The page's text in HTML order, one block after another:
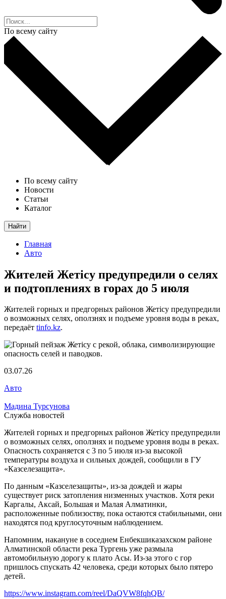
По всему сайту
По всему сайту
Новости
Статьи
Каталог
Найти
Главная
Авто
Жителей Жетісу предупредили о селях
и подтоплениях в горах до 5 июля
Жителей горных и предгорных районов Жетісу предупредили
о возможных селях, оползнях и подъеме уровня воды в реках,
передаёт tinfo.kz.
03.07.26
Авто
Мадина Турсунова
Служба новостей
Жителей горных и предгорных районов Жетісу предупредили
о возможных селях, оползнях и подъеме уровня воды в реках.
Опасность сохраняется с 3 по 5 июля из-за высокой
температуры воздуха и сильных дождей, сообщили в ГУ
«Казселезащита».
По данным «Казселезащиты», из-за дождей и жары
существует риск затопления низменных участков. Хотя реки
Каргалы, Аксай, Большая и Малая Алматинки,
расположенные поблизоству, пока остаются стабильными, они
находятся под круглосуточным наблюдением.
Напомним, накануне в соседнем Енбекшиказахском районе
Алматинской области река Тургень уже размыла
автомобильную дорогу к плато Асы. Из-за этого с гор
пришлось спускать 42 человека, среди которых было пятеро
детей.
https://www.instagram.com/reel/DaQVW8fqhQB/